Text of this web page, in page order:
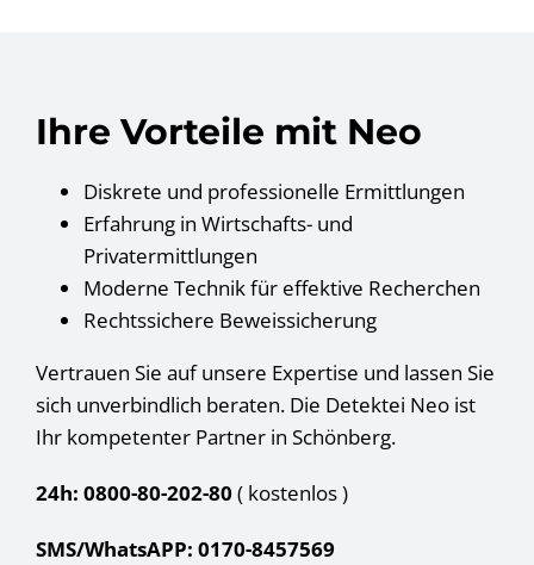
Ihre Vorteile mit Neo
Diskrete und professionelle Ermittlungen
Erfahrung in Wirtschafts- und
Privatermittlungen
Moderne Technik für effektive Recherchen
Rechtssichere Beweissicherung
Vertrauen Sie auf unsere Expertise und lassen Sie
sich unverbindlich beraten. Die Detektei Neo ist
Ihr kompetenter Partner in Schönberg.
24h: 0800-80-202-80 ( kostenlos)
SMS/WhatsAPP: 0170-8457569